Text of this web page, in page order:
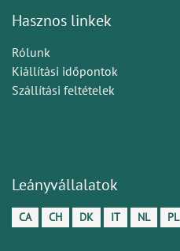
Hasznos linkek
Rólunk
Kiállítási időpontok
Szállítási feltételek
Leányvállalatok
CA CH DK IT NL PL